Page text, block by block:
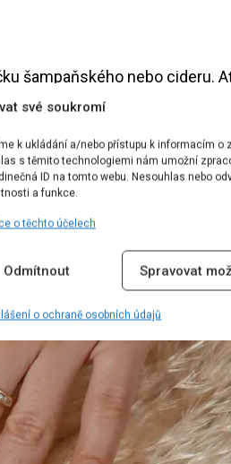
své soukromí
k ukládání a/nebo přístupu k informacím o
s těmito technologiemi nám umožní
ID na tomto webu. Nesouhlas nebo
a funkce.
o těchto účelech
Odmítnout Spravovat
o ochraně osobních údajů
šampaňského nebo cideru.
večer. Pokud
nebo pozlacené